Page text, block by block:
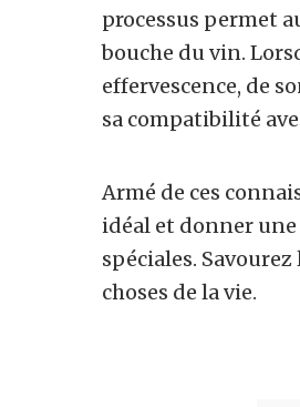
processus permet
bouche du vin.
effervescence, de
sa compatibilité
Armé de ces
idéal et donner
spéciales.
choses de la vie.